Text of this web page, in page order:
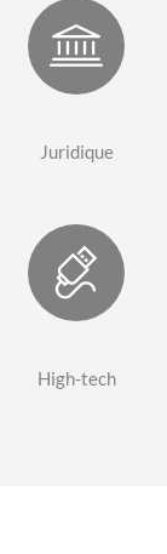
Juridique
High-tech